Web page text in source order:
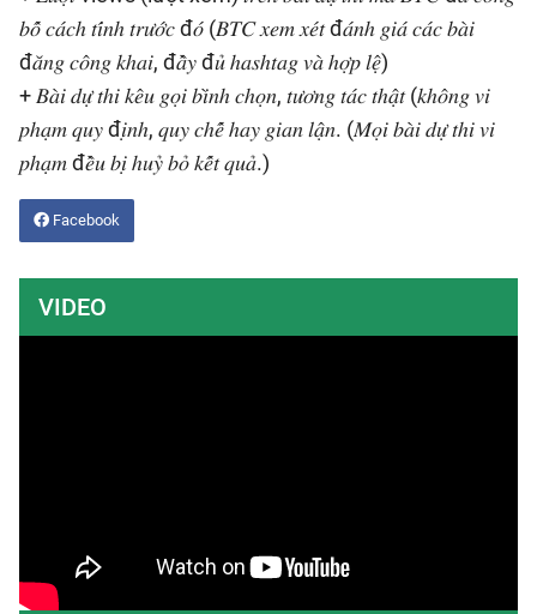
𝑏𝑜̂́ 𝑐𝑎́𝑐ℎ 𝑡𝑖́𝑛ℎ 𝑡𝑟𝑢̛𝑜̛́𝑐 đ𝑜́ (𝐵𝑇𝐶 𝑥𝑒𝑚 𝑥𝑒́𝑡 đ𝑎́𝑛ℎ 𝑔𝑖𝑎́ 𝑐𝑎́𝑐 𝑏𝑎̀𝑖
đ𝑎̆𝑛𝑔 𝑐𝑜̂𝑛𝑔 𝑘ℎ𝑎𝑖, đ𝑎̂̀𝑦 đ𝑢̉ ℎ𝑎𝑠ℎ𝑡𝑎𝑔 𝑣𝑎̀ ℎ𝑜̛̣𝑝 𝑙𝑒̣̂)
+ 𝐵𝑎̀𝑖 𝑑𝑢̛̣ 𝑡ℎ𝑖 𝑘𝑒̂𝑢 𝑔𝑜̣𝑖 𝑏𝑖̀𝑛ℎ 𝑐ℎ𝑜̣𝑛, 𝑡𝑢̛𝑜̛𝑛𝑔 𝑡𝑎́𝑐 𝑡ℎ𝑎̣̂𝑡 (𝑘ℎ𝑜̂𝑛𝑔 𝑣𝑖
𝑝ℎ𝑎̣𝑚 𝑞𝑢𝑦 đ𝑖̣𝑛ℎ, 𝑞𝑢𝑦 𝑐ℎ𝑒̂́ ℎ𝑎𝑦 𝑔𝑖𝑎𝑛 𝑙𝑎̣̂𝑛. (𝑀𝑜̣𝑖 𝑏𝑎̀𝑖 𝑑𝑢̛̣ 𝑡ℎ𝑖 𝑣𝑖
𝑝ℎ𝑎̣𝑚 đ𝑒̂̀𝑢 𝑏𝑖̣ ℎ𝑢𝑦̉ 𝑏𝑜̉ 𝑘𝑒̂́𝑡 𝑞𝑢𝑎̉.)
Facebook
VIDEO